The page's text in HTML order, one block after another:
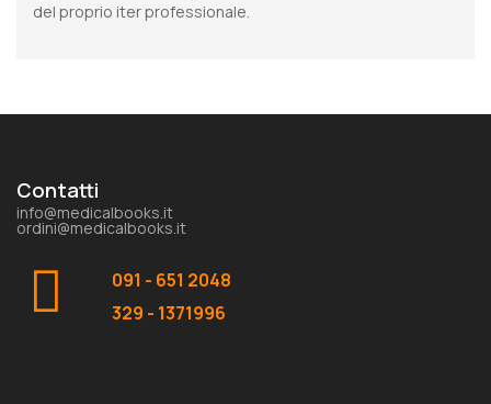
del proprio iter professionale.
Contatti
info@medicalbooks.it
ordini@medicalbooks.it
091 - 651 2048
329 - 1371996